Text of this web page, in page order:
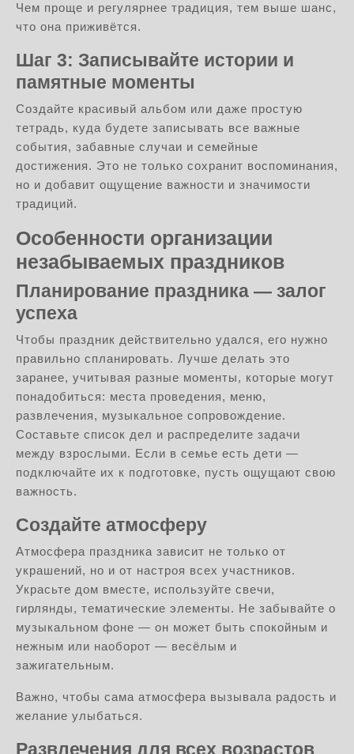
Чем проще и регулярнее традиция, тем выше шанс,
что она приживётся.
Шаг 3: Записывайте истории и
памятные моменты
Создайте красивый альбом или даже простую
тетрадь, куда будете записывать все важные
события, забавные случаи и семейные
достижения. Это не только сохранит воспоминания,
но и добавит ощущение важности и значимости
традиций.
Особенности организации
незабываемых праздников
Планирование праздника — залог
успеха
Чтобы праздник действительно удался, его нужно
правильно спланировать. Лучше делать это
заранее, учитывая разные моменты, которые могут
понадобиться: места проведения, меню,
развлечения, музыкальное сопровождение.
Составьте список дел и распределите задачи
между взрослыми. Если в семье есть дети —
подключайте их к подготовке, пусть ощущают свою
важность.
Создайте атмосферу
Атмосфера праздника зависит не только от
украшений, но и от настроя всех участников.
Украсьте дом вместе, используйте свечи,
гирлянды, тематические элементы. Не забывайте о
музыкальном фоне — он может быть спокойным и
нежным или наоборот — весёлым и
зажигательным.
Важно, чтобы сама атмосфера вызывала радость и
желание улыбаться.
Развлечения для всех возрастов